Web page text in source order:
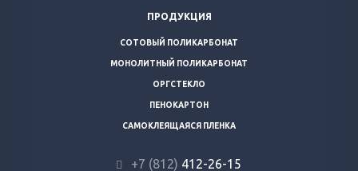
ПРОДУКЦИЯ
СОТОВЫЙ ПОЛИКАРБОНАТ
МОНОЛИТНЫЙ ПОЛИКАРБОНАТ
ОРГСТЕКЛО
ПЕНОКАРТОН
САМОКЛЕЯЩАЯСЯ ПЛЕНКА
+7 (812) 412-26-15